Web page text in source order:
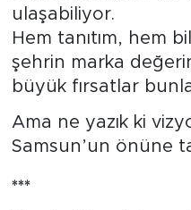
ulaşabiliyor.
Hem tanıtım, hem
şehrin marka
büyük fırsatlar
Ama ne yazık ki
Samsun’un önüne
***